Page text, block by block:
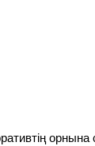
орнына